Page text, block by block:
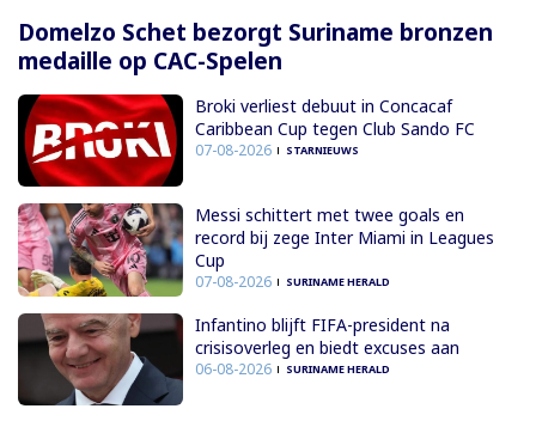
Domelzo Schet bezorgt Suriname bronzen
medaille op CAC-Spelen
Broki verliest debuut in Concacaf
Caribbean Cup tegen Club Sando FC
07-08-2026 STARNIEUWS
Messi schittert met twee goals en
record bij zege Inter Miami in Leagues
Cup
07-08-2026 SURINAME HERALD
Infantino blijft FIFA-president na
crisisoverleg en biedt excuses aan
06-08-2026 SURINAME HERALD